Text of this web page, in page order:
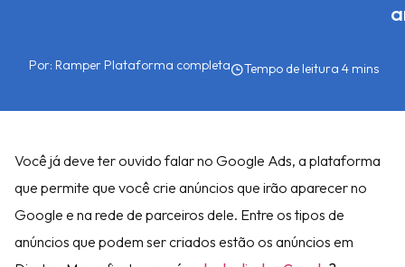
Por: Ramper Plataforma completa
Você já deve ter ouvido falar no Google Ads, a plataforma
que permite que você crie anúncios que irão aparecer no
Google e na rede de parceiros dele. Entre os tipos de
anúncios que podem ser criados estão os anúncios em